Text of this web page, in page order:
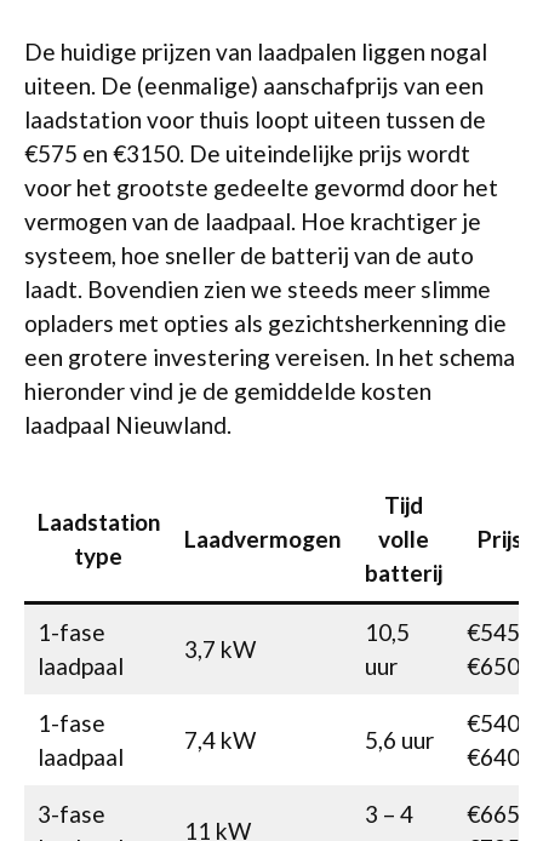
De huidige prijzen van laadpalen liggen nogal
uiteen. De (eenmalige) aanschafprijs van een
laadstation voor thuis loopt uiteen tussen de
€575 en €3150. De uiteindelijke prijs wordt
voor het grootste gedeelte gevormd door het
vermogen van de laadpaal. Hoe krachtiger je
systeem, hoe sneller de batterij van de auto
laadt. Bovendien zien we steeds meer slimme
opladers met opties als gezichtsherkenning die
een grotere investering vereisen. In het schema
hieronder vind je de gemiddelde kosten
laadpaal Nieuwland.
Laadstation
type
Laadvermogen
Tijd
volle
batterij
Prijs
1-fase
laadpaal
3,7 kW
10,5
uur
€545-
€650
1-fase
laadpaal
7,4 kW 5,6 uur
€540-
€640
3-fase
11 kW
3 – 4
€665-